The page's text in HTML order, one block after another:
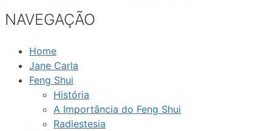
NAVEGAÇÃO
Home
Jane Carla
Feng Shui
História
A Importância do Feng Shui
Radiestesia